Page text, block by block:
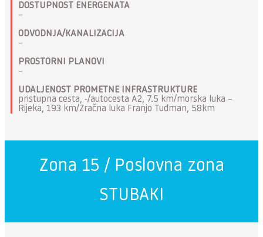
DOSTUPNOST ENERGENATA
–
ODVODNJA/KANALIZACIJA
–
PROSTORNI PLANOVI
–
UDALJENOST PROMETNE INFRASTRUKTURE
pristupna cesta, -/autocesta A2, 7.5 km/morska luka –
Rijeka, 193 km/Zračna luka Franjo Tuđman, 58km
Zona 15 / Poslovna zona
STUBAKI